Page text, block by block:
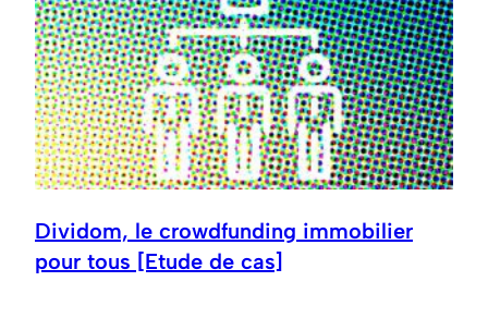
Dividom, le crowdfunding immobilier
pour tous [Etude de cas]